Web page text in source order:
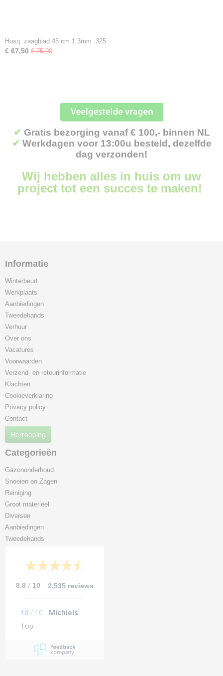
Husq. zaagblad 45 cm 1.3mm .325
€ 67,50 € 75,00
✔ Gratis bezorging vanaf € 100,- binnen NL
✔ Werkdagen voor 13:00u besteld, dezelfde
dag verzonden!
Wij hebben alles in huis om uw
project tot een succes te maken!
Informatie
Winterbeurt
Werkplaats
Aanbiedingen
Tweedehands
Verhuur
Over ons
Vacatures
Voorwaarden
Verzend- en retourinformatie
Klachten
Cookieverklaring
Privacy policy
Contact
Herroeping
Categorieën
Gazononderhoud
Snoeien en Zagen
Reiniging
Groot materieel
Diversen
Aanbiedingen
Tweedehands
8.8 / 10 2.535 reviews
10 / 10
Michiels
Top